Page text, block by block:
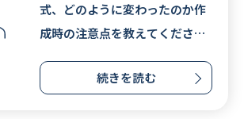
式、どのように変わったのか作
成時の注意点を教えてくださ
続きを読む